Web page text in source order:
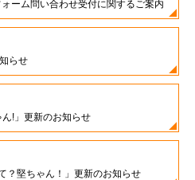
ーム問い合わせ受付に関するご案内
らせ
!」更新のお知らせ
？堅ちゃん！」更新のお知らせ